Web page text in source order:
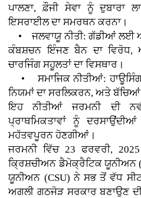
ਪਾਲਣਾ, ਫ਼ੌਜੀ ਸੇਵਾ ਨੂੰ
ਇਸਰਾਈਲ ਦਾ ਸਮਰਥਨ ਕਰਨਾ।
• ਜਲਵਾਯੂ ਨੀਤੀ: ਗੱਡੀਆਂ ਲਈ
ਕੰਬਸ਼ਚਨ ਇੰਜਣ ਬੈਨ ਦਾ ਵਿਰੋਧ,
ਚਾਰਜਿੰਗ ਸਹੂਲਤਾਂ ਦਾ ਵਿਸਥਾਰ।
• ਸਮਾਜਿਕ ਨੀਤੀਆਂ: ਹਾਊਸਿੰਗ
ਨਿਯਮਾਂ ਦਾ ਸਰਲਿਕਰਨ, ਅਤੇ ਬੱਚਿਆਂ
ਇਹ ਨੀਤੀਆਂ ਜਰਮਨੀ ਦੀ
ਪ੍ਰਾਥਮਿਕਤਾਵਾਂ ਨੂੰ
ਮਹੱਤਵਪੂਰਨ ਹੋਣਗੀਆਂ।
ਜਰਮਨੀ ਵਿੱਚ 23 ਫਰਵਰੀ,
ਕ੍ਰਿਸ਼ਚੀਅਨ ਡੈਮੋਕ੍ਰੈਟਿਕ ਯੂਨੀਅਨ
ਯੂਨੀਅਨ (CSU) ਨੇ ਸਭ ਤੋਂ ਵੱਧ
ਅਗਲੀ ਗਠਜੋੜ ਸਰਕਾਰ ਬਣਾਉਣ